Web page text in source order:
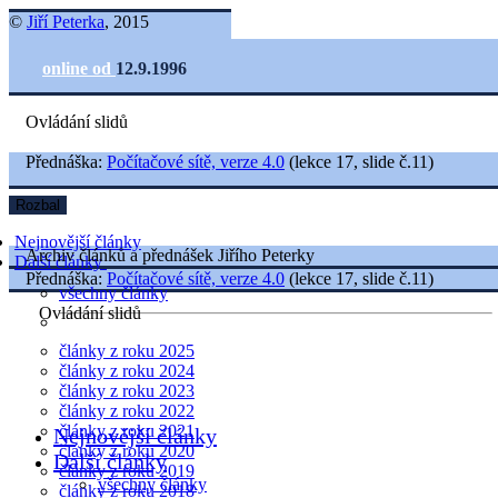
© Jiří Peterka, 2015
online od 12.9.1996
Ovládání slidů
Nejnovější články
Další články
všechny články
články z roku 2025
články z roku 2024
články z roku 2023
články z roku 2022
články z roku 2021
články z roku 2020
články z roku 2019
články z roku 2018
Přednáška: Počítačové sítě, verze 4.0 (lekce 17, slide č.11)
Rozbal
Archiv článků a přednášek Jiřího Peterky
Přednáška: Počítačové sítě, verze 4.0 (lekce 17, slide č.11)
Ovládání slidů
Nejnovější články
Další články
všechny články